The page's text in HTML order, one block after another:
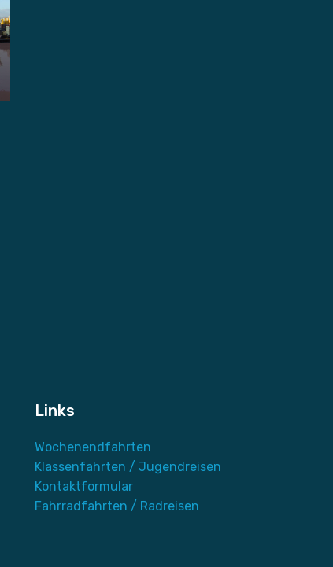
Links
Wochenendfahrten
Klassenfahrten / Jugendreisen
Kontaktformular
Fahrradfahrten / Radreisen